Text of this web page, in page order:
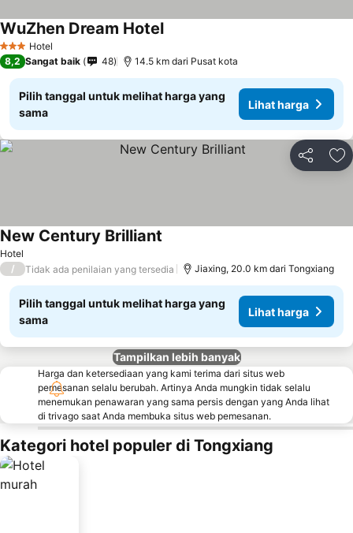
3 BintangHotel
WuZhen Dream Hotel
8,2 Sangat baik 48 14.5 km dari Pusat kota
Pilih tanggal untuk melihat harga yang
sama
Lihat harga
Bagikan
Hotel
New Century Brilliant
/ Tidak ada penilaian yang tersedia Jiaxing, 20.0 km dari Tongxiang
Pilih tanggal untuk melihat harga yang
sama
Lihat harga
Tampilkan lebih banyak
Harga dan ketersediaan yang kami terima dari situs web
pemesanan selalu berubah. Artinya Anda mungkin tidak selalu
menemukan penawaran yang sama persis dengan yang Anda lihat
di trivago saat Anda membuka situs web pemesanan.
Kategori hotel populer di Tongxiang